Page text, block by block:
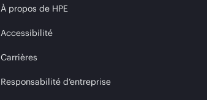
À propos de HPE
Accessibilité
Carrières
Responsabilité d’entreprise